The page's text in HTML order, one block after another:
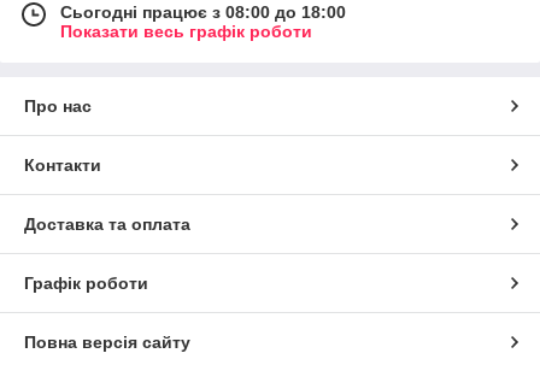
Сьогодні працює з 08:00 до 18:00
Показати весь графік роботи
Про нас
Контакти
Доставка та оплата
Графік роботи
Повна версія сайту